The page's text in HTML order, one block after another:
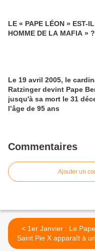
LE « PAPE LÉON » EST-
HOMME DE LA MAFIA » ?
Le 19 avril 2005, le
Ratzinger devint Pape
jusqu'à sa mort le 31
l’âge de 95 ans
Commentaires
Ajouter un
< 1er Janvier : Le Pape
Saint Pie X apparaît à
religieuse en Colombie